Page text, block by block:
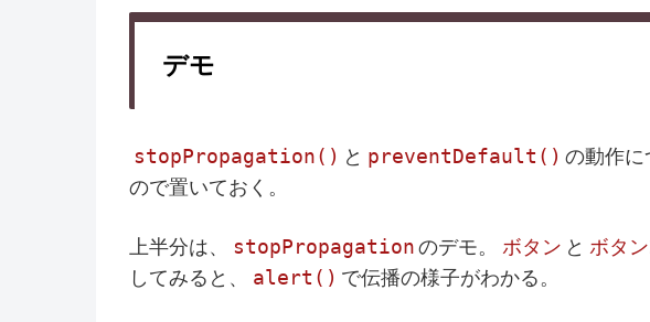
デモ
stopPropagation() と preventDefault() の動作に
ので置いておく。
上半分は、 stopPropagation のデモ。 ボタン と ボタ
してみると、
alert() で伝播の様子がわかる。